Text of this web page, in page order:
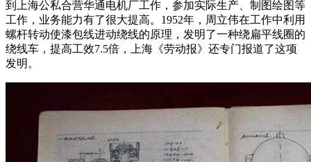
到上海公私合营华通电机厂工作，参加实际生产、制图绘图等
工作，业务能力有了很大提高。1952年，周立伟在工作中利用
螺杆转动使漆包线进动绕线的原理，发明了一种绕扁平线圈的
绕线车，提高工效7.5倍，上海《劳动报》还专门报道了这项
发明。